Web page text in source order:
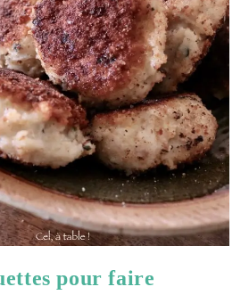
pour faire